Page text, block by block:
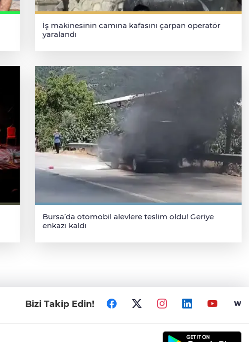
İş makinesinin camına kafasını çarpan operatör
yaralandı
Bursa’da otomobil alevlere teslim oldu! Geriye
enkazı kaldı
Bizi Takip Edin!